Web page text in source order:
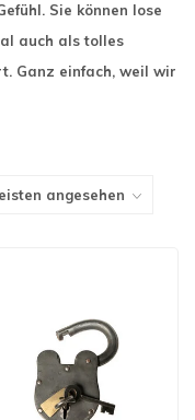
Sie können lose
auch als tolles
Ganz einfach, weil wir